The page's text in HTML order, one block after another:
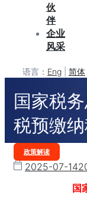
伙
伴
企业
风采
语言： Eng 简体
国家税
税预缴
Categories
政策解读
2025-07-14
国